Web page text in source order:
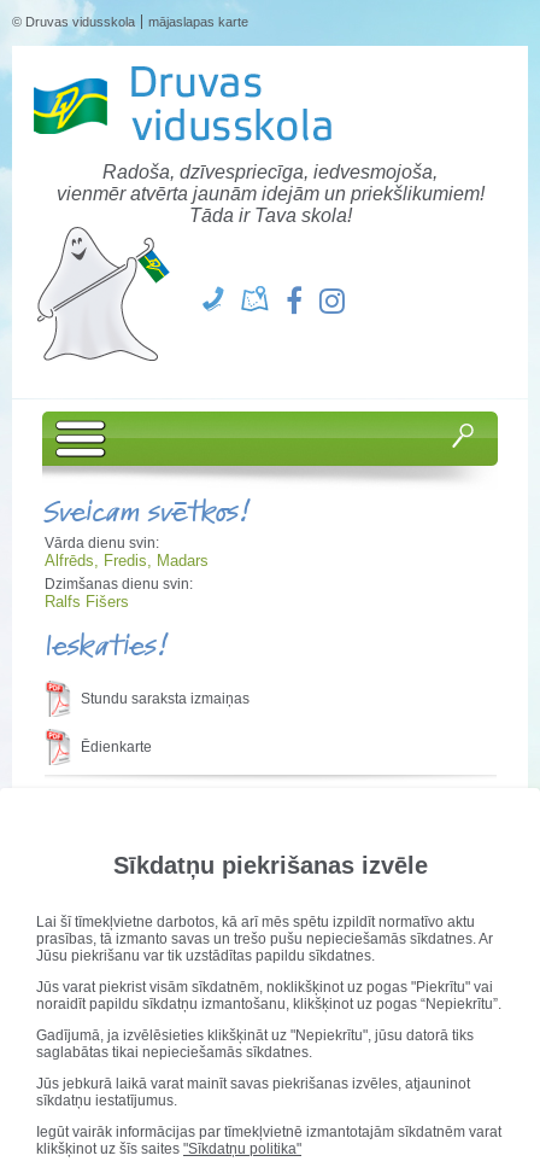
Sīkdatņu piekrišanas izvēle
Lai šī tīmekļvietne darbotos, kā arī mēs spētu izpildīt normatīvo aktu
prasības, tā izmanto savas un trešo pušu nepieciešamās sīkdatnes. Ar
Jūsu piekrišanu var tik uzstādītas papildu sīkdatnes.
Jūs varat piekrist visām sīkdatnēm, noklikšķinot uz pogas "Piekrītu" vai
noraidīt papildu sīkdatņu izmantošanu, klikšķinot uz pogas “Nepiekrītu”.
Gadījumā, ja izvēlēsieties klikšķināt uz "Nepiekrītu", jūsu datorā tiks
saglabātas tikai nepieciešamās sīkdatnes.
Jūs jebkurā laikā varat mainīt savas piekrišanas izvēles, atjauninot
sīkdatņu iestatījumus.
Iegūt vairāk informācijas par tīmekļvietnē izmantotajām sīkdatnēm varat
klikšķinot uz šīs saites "Sīkdatņu politika"
© Druvas vidusskola mājaslapas karte
Radoša, dzīvespriecīga, iedvesmojoša,
vienmēr atvērta jaunām idejām un priekšlikumiem!
Tāda ir Tava skola!
Sveicam svētkos!
Vārda dienu svin:
Alfrēds, Fredis, Madars
Dzimšanas dienu svin:
Ralfs Fišers
Ieskaties!
Stundu saraksta izmaiņas
Ēdienkarte